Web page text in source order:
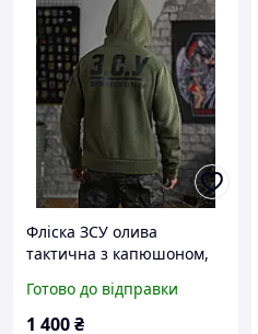
Фліска ЗСУ олива
тактична з капюшоном,
кофта на замку, тепла
військова кофта ЗСУ
Готово до відправки
1 400₴